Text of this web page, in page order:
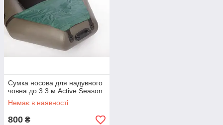
Сумка носова для надувного
човна до 3.3 м Active Season
Немає в наявності
800 ₴